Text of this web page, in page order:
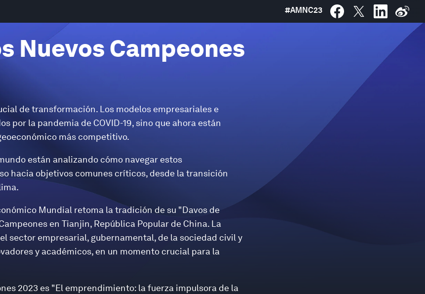
#AMNC23
Nuevos Campeones
de transformación. Los modelos empresariales e
por la pandemia de COVID-19, sino que ahora están
más competitivo.
están analizando cómo navegar estos
hacia objetivos comunes críticos, desde la transición
Mundial retoma la tradición de su "Davos de
en Tianjin, República Popular de China. La
sector empresarial, gubernamental, de la sociedad civil y
y académicos, en un momento crucial para la
2023 es "El emprendimiento: la fuerza impulsora de la